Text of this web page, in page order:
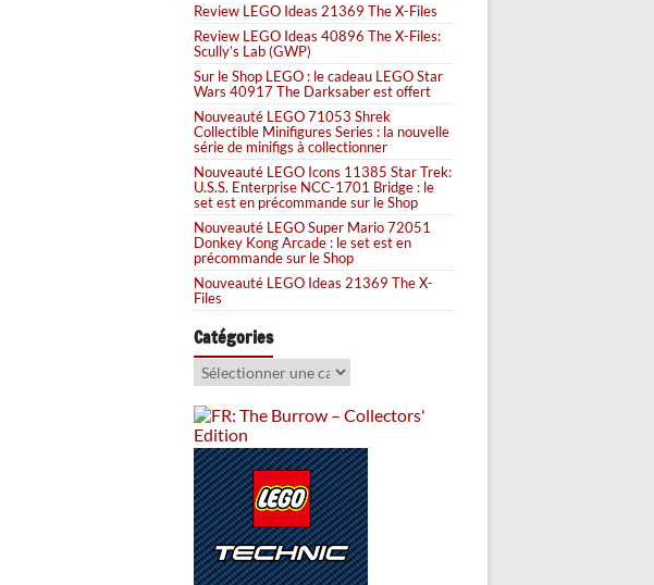
Review LEGO Ideas 21369 The X-Files
Review LEGO Ideas 40896 The X-Files:
Scully’s Lab (GWP)
Sur le Shop LEGO : le cadeau LEGO Star
Wars 40917 The Darksaber est offert
Nouveauté LEGO 71053 Shrek
Collectible Minifigures Series : la nouvelle
série de minifigs à collectionner
Nouveauté LEGO Icons 11385 Star Trek:
U.S.S. Enterprise NCC-1701 Bridge : le
set est en précommande sur le Shop
Nouveauté LEGO Super Mario 72051
Donkey Kong Arcade : le set est en
précommande sur le Shop
Nouveauté LEGO Ideas 21369 The X-
Files
Catégories
Catégories